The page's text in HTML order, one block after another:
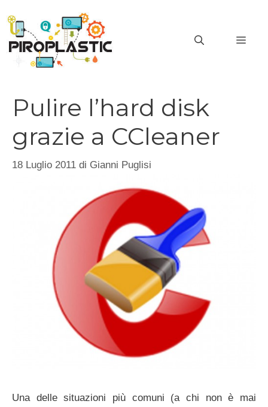
contenuto
Pulire l’hard disk
grazie a CCleaner
18 Luglio 2011 di Gianni Puglisi
Una delle situazioni più comuni (a chi non è mai